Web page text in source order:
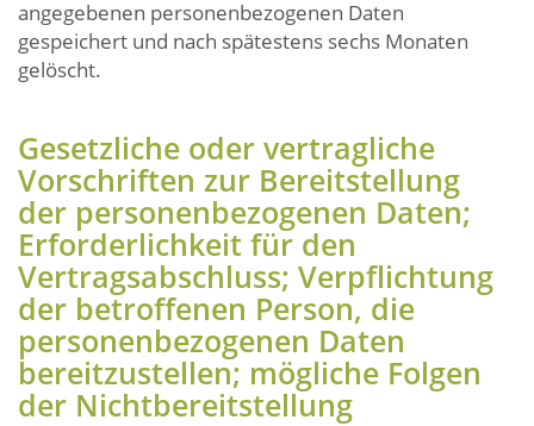
angegebenen personenbezogenen Daten
gespeichert und nach spätestens sechs Monaten
gelöscht.
Gesetzliche oder vertragliche
Vorschriften zur Bereitstellung
der personenbezogenen Daten;
Erforderlichkeit für den
Vertragsabschluss; Verpflichtung
der betroffenen Person, die
personenbezogenen Daten
bereitzustellen; mögliche Folgen
der Nichtbereitstellung